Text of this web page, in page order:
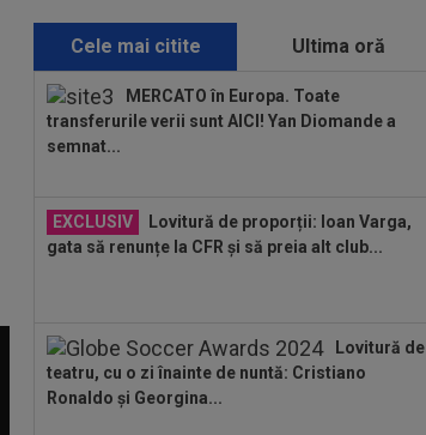
19:13 FOTO
Mihaela Rădulescu a fost
”ștearsă complet” și nu s-a mai putut
abține: ”Trebuie...
18:48
Dinamo - FC Voluntari LIVE
VIDEO, sâmbătă, 21:30, la DGS 1. Egalitate
Bistrița 0-3 | Scorul final a fost stabilit de
o...
19:56
Cristi Chivu a spus-o fără rețineri:
”Bătăi de cap”
Cele mai citite Ultima oră
MERCATO în Europa. Toate
transferurile verii sunt AICI! Yan Diomande a
semnat...
EXCLUSIV
Lovitură de proporții: Ioan Varga,
gata să renunțe la CFR și să preia alt club...
Lovitură de
teatru, cu o zi înainte de nuntă: Cristiano
Ronaldo și Georgina...